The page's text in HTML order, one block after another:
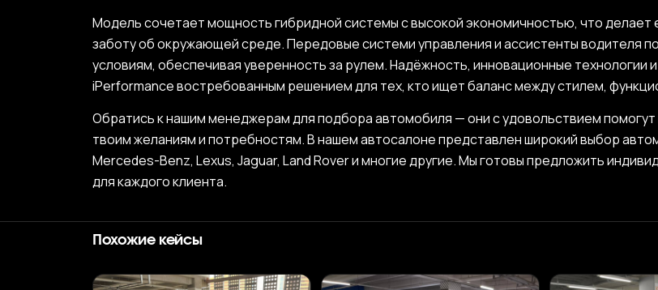
Модель сочетает мощность гибридной системы с высокой экономичностью, что делает
заботу об окружающей среде. Передовые системи управления и ассистенты водителя
условиям, обеспечивая уверенность за рулем. Надёжность, инновационные технологии
iPerformance востребованным решением для тех, кто ищет баланс между стилем,
Обратись к нашим менеджерам для подбора автомобиля — они с удовольствием
твоим желаниям и потребностям. В нашем автосалоне представлен широкий выбор
Mercedes-Benz, Lexus, Jaguar, Land Rover и многие другие. Мы готовы предложить
для каждого клиента.
Похожие кейсы